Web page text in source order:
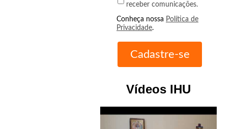
receber comunicações.
Conheça nossa Política de
Privacidade.
Vídeos IHU